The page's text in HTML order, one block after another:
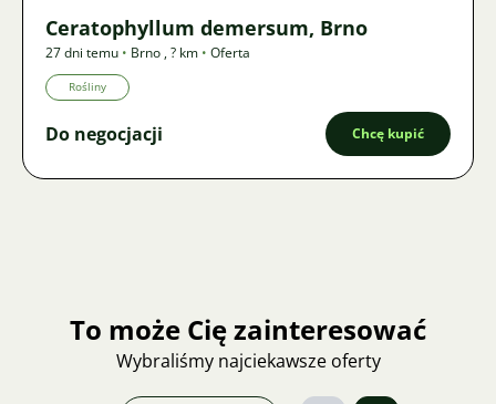
Ceratophyllum demersum, Brno
27 dni temu • Brno ,? km • Oferta
Rośliny
Do negocjacji Chcę kupić
To może Cię zainteresować
Wybraliśmy najciekawsze oferty